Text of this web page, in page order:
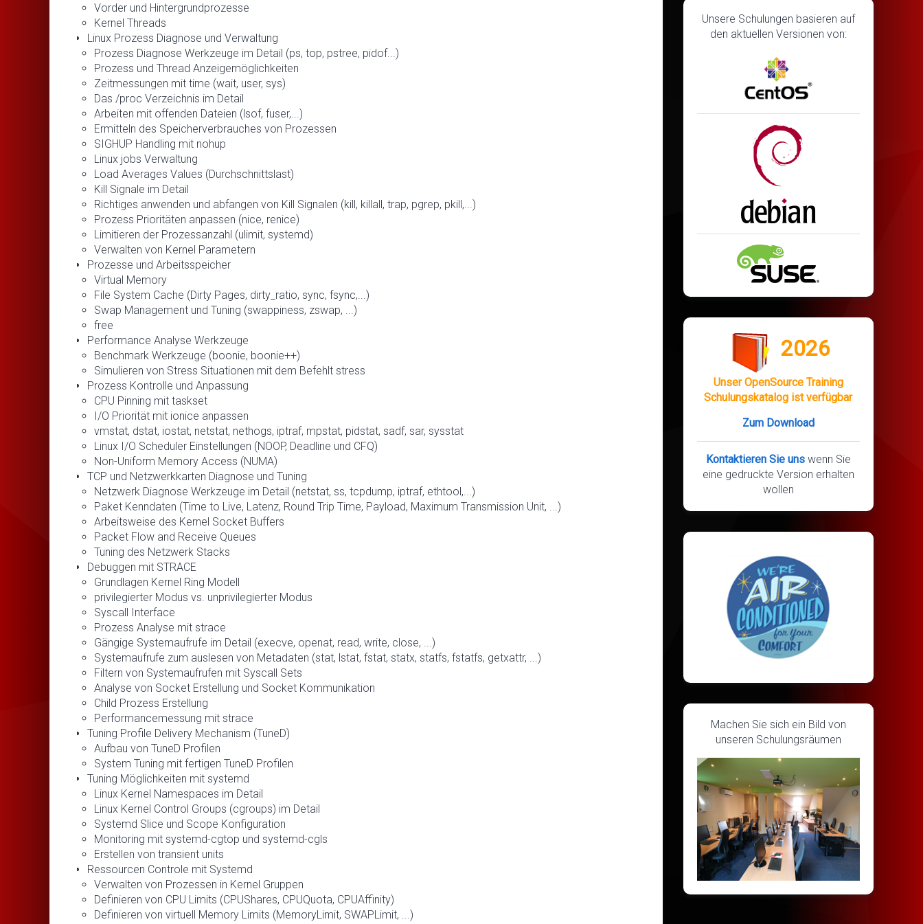
Vorder und Hintergrundprozesse
Kernel Threads
Linux Prozess Diagnose und Verwaltung
Prozess Diagnose Werkzeuge im Detail (ps, top, pstree, pidof...)
Prozess und Thread Anzeigemöglichkeiten
Zeitmessungen mit time (wait, user, sys)
Das /proc Verzeichnis im Detail
Arbeiten mit offenden Dateien (lsof, fuser,...)
Ermitteln des Speicherverbrauches von Prozessen
SIGHUP Handling mit nohup
Linux jobs Verwaltung
Load Averages Values (Durchschnittslast)
Kill Signale im Detail
Richtiges anwenden und abfangen von Kill Signalen (kill, killall, trap, pgrep, pkill,...)
Prozess Prioritäten anpassen (nice, renice)
Limitieren der Prozessanzahl (ulimit, systemd)
Verwalten von Kernel Parametern
Prozesse und Arbeitsspeicher
Virtual Memory
File System Cache (Dirty Pages, dirty_ratio, sync, fsync,...)
Swap Management und Tuning (swappiness, zswap, ...)
free
Performance Analyse Werkzeuge
Benchmark Werkzeuge (boonie, boonie++)
Simulieren von Stress Situationen mit dem Befehlt stress
Prozess Kontrolle und Anpassung
CPU Pinning mit taskset
I/O Priorität mit ionice anpassen
vmstat, dstat, iostat, netstat, nethogs, iptraf, mpstat, pidstat, sadf, sar, sysstat
Linux I/O Scheduler Einstellungen (NOOP, Deadline und CFQ)
Non-Uniform Memory Access (NUMA)
TCP und Netzwerkkarten Diagnose und Tuning
Netzwerk Diagnose Werkzeuge im Detail (netstat, ss, tcpdump, iptraf, ethtool,...)
Paket Kenndaten (Time to Live, Latenz, Round Trip Time, Payload, Maximum Transmission Unit, ...)
Arbeitsweise des Kernel Socket Buffers
Packet Flow and Receive Queues
Tuning des Netzwerk Stacks
Debuggen mit STRACE
Grundlagen Kernel Ring Modell
privilegierter Modus vs. unprivilegierter Modus
Syscall Interface
Prozess Analyse mit strace
Gängige Systemaufrufe im Detail (execve, openat, read, write, close, ...)
Systemaufrufe zum auslesen von Metadaten (stat, lstat, fstat, statx, statfs, fstatfs, getxattr, ...)
Filtern von Systemaufrufen mit Syscall Sets
Analyse von Socket Erstellung und Socket Kommunikation
Child Prozess Erstellung
Performancemessung mit strace
Tuning Profile Delivery Mechanism (TuneD)
Aufbau von TuneD Profilen
System Tuning mit fertigen TuneD Profilen
Tuning Möglichkeiten mit systemd
Linux Kernel Namespaces im Detail
Linux Kernel Control Groups (cgroups) im Detail
Systemd Slice und Scope Konfiguration
Monitoring mit systemd-cgtop und systemd-cgls
Erstellen von transient units
Ressourcen Controle mit Systemd
Verwalten von Prozessen in Kernel Gruppen
Definieren von CPU Limits (CPUShares, CPUQuota, CPUAffinity)
Definieren von virtuell Memory Limits (MemoryLimit, SWAPLimit, ...)
Unsere Schulungen basieren auf
den aktuellen Versionen von:
2026
Unser OpenSource Training
Schulungskatalog ist verfügbar
Zum Download
Kontaktieren Sie uns wenn Sie
eine gedruckte Version erhalten
wollen
Machen Sie sich ein Bild von
unseren Schulungsräumen